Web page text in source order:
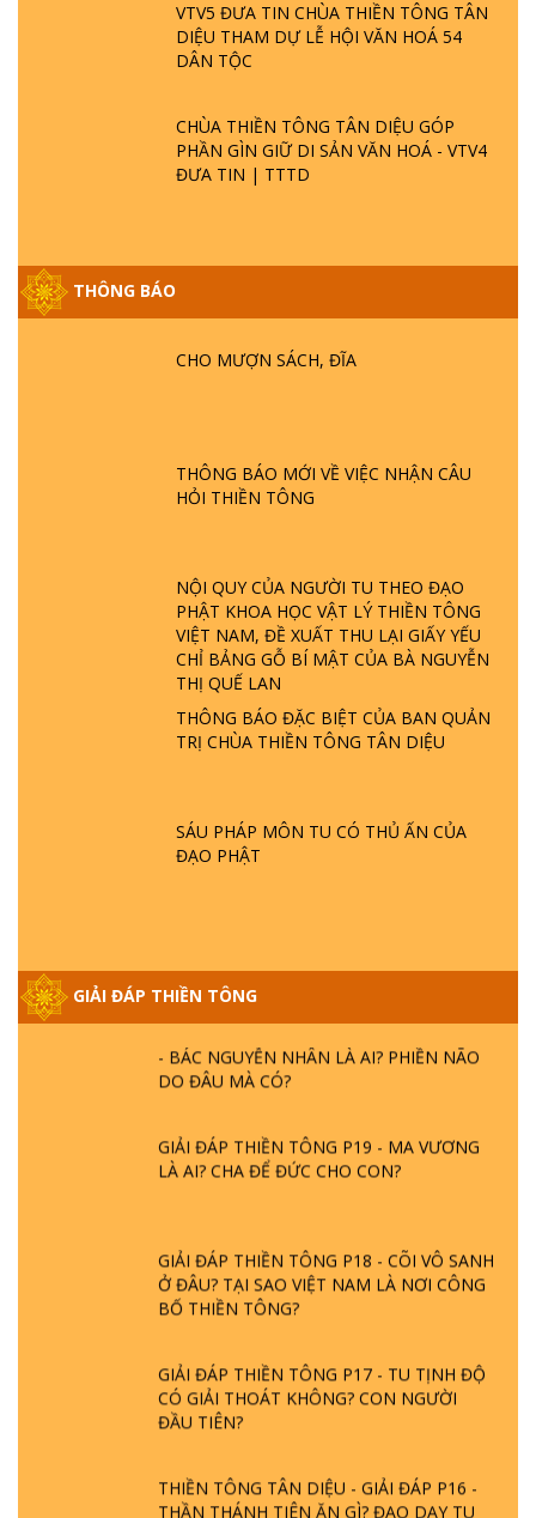
VTV5 ĐƯA TIN CHÙA THIỀN TÔNG TÂN
DIỆU THAM DỰ LỄ HỘI VĂN HOÁ 54
DÂN TỘC
CHÙA THIỀN TÔNG TÂN DIỆU GÓP
PHẦN GÌN GIỮ DI SẢN VĂN HOÁ - VTV4
ĐƯA TIN | TTTD
THÔNG BÁO
CHO MƯỢN SÁCH, ĐĨA
THÔNG BÁO MỚI VỀ VIỆC NHẬN CÂU
HỎI THIỀN TÔNG
NỘI QUY CỦA NGƯỜI TU THEO ĐẠO
PHẬT KHOA HỌC VẬT LÝ THIỀN TÔNG
VIỆT NAM, ĐỀ XUẤT THU LẠI GIẤY YẾU
CHỈ BẢNG GỖ BÍ MẬT CỦA BÀ NGUYỄN
THỊ QUẾ LAN
THÔNG BÁO ĐẶC BIỆT CỦA BAN QUẢN
TRỊ CHÙA THIỀN TÔNG TÂN DIỆU
SÁU PHÁP MÔN TU CÓ THỦ ẤN CỦA
ĐẠO PHẬT
GIẢI ĐÁP THIỀN TÔNG
PHẬT KHÔNG NÓI? HỘI LONG HOA LÀ
HỘI GÌ? TỬ VÌ ĐẠO
ĐƯỢC HÌNH THÀNH NHƯ THẾ NÀO?
PHẬT GIỚI CÓ THỜI GIAN KHÔNG? |
ĐÂU? ĐỊA NGỤC Ở ĐÂU? ĐỨC CHÚA TRỜI
LÀ AI? QUỶ SA TĂNG? | TTTD
GIẢI ĐÁP THIỀN TÔNG ĐẶC BIỆT P22 - TẠI
SAO TRÁI ĐẤT NHIỀU THIÊN TAI - LŨ LỤT
- HỎA HOẠN | TTTD
HOA SEN ? | TTTD
DO ĐÂU MÀ CÓ?
LÀ AI? CHA ĐỂ ĐỨC CHO CON?
Ở ĐÂU? TẠI SAO VIỆT NAM LÀ NƠI CÔNG
BỐ THIỀN TÔNG?
CÓ GIẢI THOÁT KHÔNG? CON NGƯỜI
ĐẦU TIÊN?
THẦN THÁNH TIÊN ĂN GÌ? ĐẠO DẠY TU